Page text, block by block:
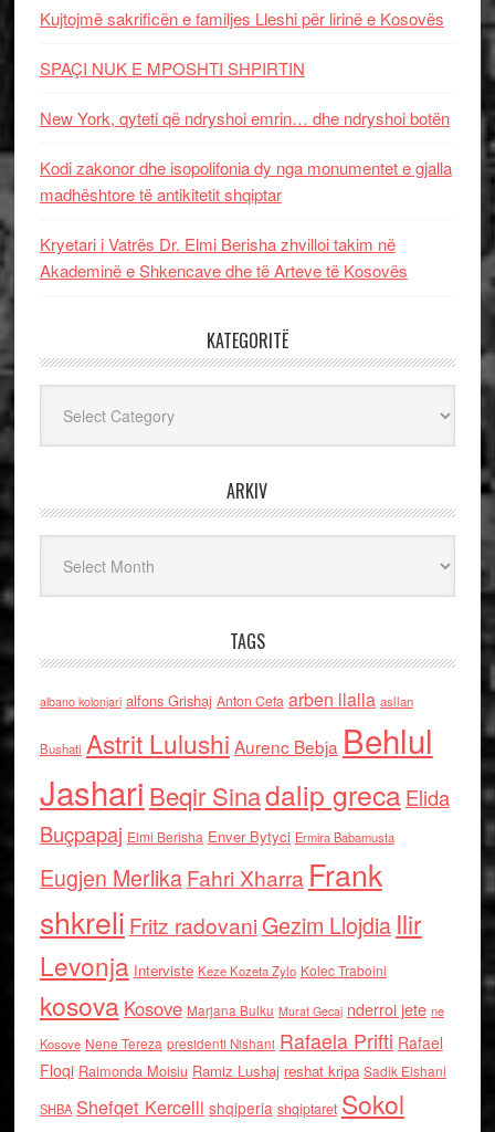
Kujtojmë sakrificën e familjes Lleshi për lirinë e Kosovës
SPAÇI NUK E MPOSHTI SHPIRTIN
New York, qyteti që ndryshoi emrin… dhe ndryshoi botën
Kodi zakonor dhe isopolifonia dy nga monumentet e gjalla
madhështore të antikitetit shqiptar
Kryetari i Vatrës Dr. Elmi Berisha zhvilloi takim në
Akademinë e Shkencave dhe të Arteve të Kosovës
KATEGORITË
ARKIV
TAGS
albano kolonjari alfons Grishaj Anton Cefa arben llalla asllan
Bushati Astrit Lulushi Aurenc Bebja Behlul
Jashari Beqir Sinadalip grecaElida
Buçpapaj Elmi Berisha Enver Bytyci Ermira Babamusta
Eugjen MerlikaFahri Xharra Frank
shkreli Fritz radovaniGezim Llojdia Ilir
Levonja Interviste Keze Kozeta Zylo Kolec Traboini
kosova Kosove Marjana Bulku Murat Gecaj nderroi jete ne
Kosove Nene Tereza presidenti Nishani Rafaela Prifti Rafael
Floqi Raimonda Moisiu Ramiz Lushaj reshat kripa Sadik Elshani
SHBA Shefqet Kercelli shqiperia shqiptaret Sokol